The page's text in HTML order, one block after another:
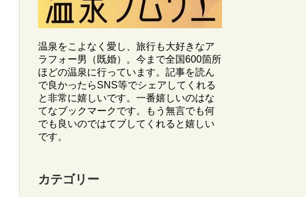
温泉をこよなく愛し、旅行も大好きなア
ラフォー男（既婚）。今まで全国600箇所
ほどの温泉に行っています。記事を読ん
で良かったらSNS等でシェアしてくれる
と非常に嬉しいです。一番嬉しいのはな
てなブックマークです。もう無言でも何
でも良いのではてブしてくれると嬉しい
です。
カテゴリー